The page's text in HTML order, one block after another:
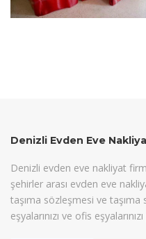
Denizli Evden Eve
Denizli evden eve nakliyat
şehirler arası evden eve
taşıma sözleşmesi ve
eşyalarınızı ve ofis